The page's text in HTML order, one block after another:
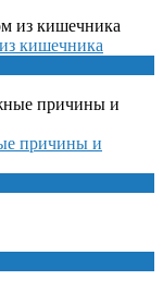
кишечника
причины и